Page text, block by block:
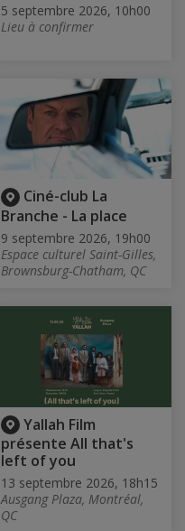
5 septembre 2026, 10h00
Lieu à confirmer
Ciné-club La
Branche - La place
9 septembre 2026, 19h00
Espace culturel Saint-Gilles,
Brownsburg-Chatham, QC
Yallah Film
présente All that's
left of you
13 septembre 2026, 18h15
Ausgang Plaza, Montréal,
QC